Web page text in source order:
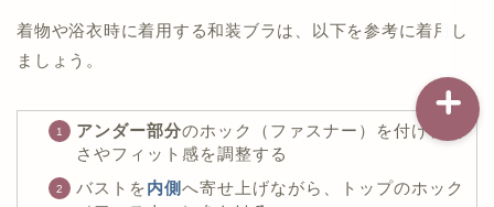
着物や浴衣時に着用する和装ブラは、以下を参考に着用し
ましょう。
アンダー部分のホック（ファスナー）を付け、高
さやフィット感を調整する
バストを内側へ寄せ上げながら、トップのホック